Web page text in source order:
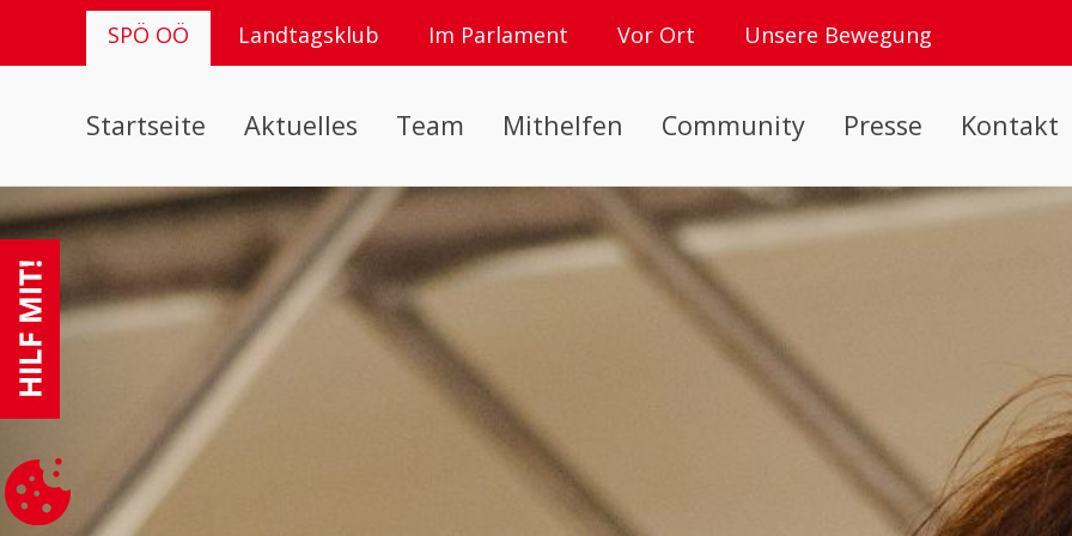
SPÖ OÖ Landtagsklub Im Parlament Vor Ort Unsere Bewegung
Startseite Aktuelles Team Mithelfen Community Presse Kontakt